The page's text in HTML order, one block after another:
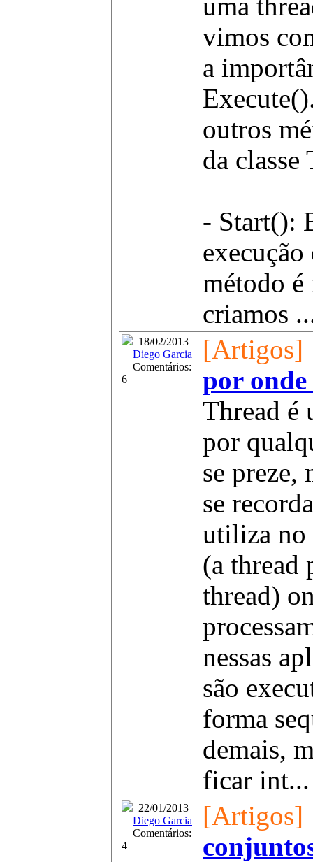
uma
vimos
a
outros
da classe
- Start():
execução
método é
criamos
18/02/2013
Diego Garcia
Comentários:
6
[Artigos]
por
Thread é
por
se preze,
se
utiliza no
(a thread
thread)
nessas
são
forma
demais,
ficar int...
22/01/2013
Diego Garcia
Comentários:
4
[Artigos]